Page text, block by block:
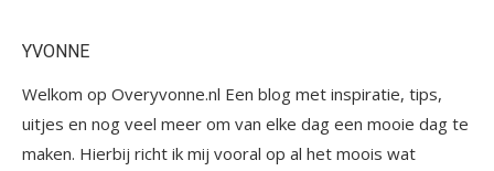
YVONNE
Welkom op Overyvonne.nl Een blog met inspiratie, tips,
uitjes en nog veel meer om van elke dag een mooie dag te
maken. Hierbij richt ik mij vooral op al het moois wat